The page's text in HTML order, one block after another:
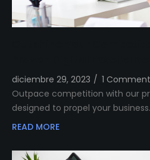
diciembre 29, 2023 / 1 Comment
Outpace competition with our
designed to propel your
READ MORE